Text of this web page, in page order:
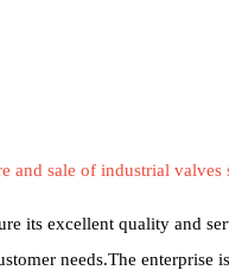
and sale of industrial
its excellent quality and
needs.The